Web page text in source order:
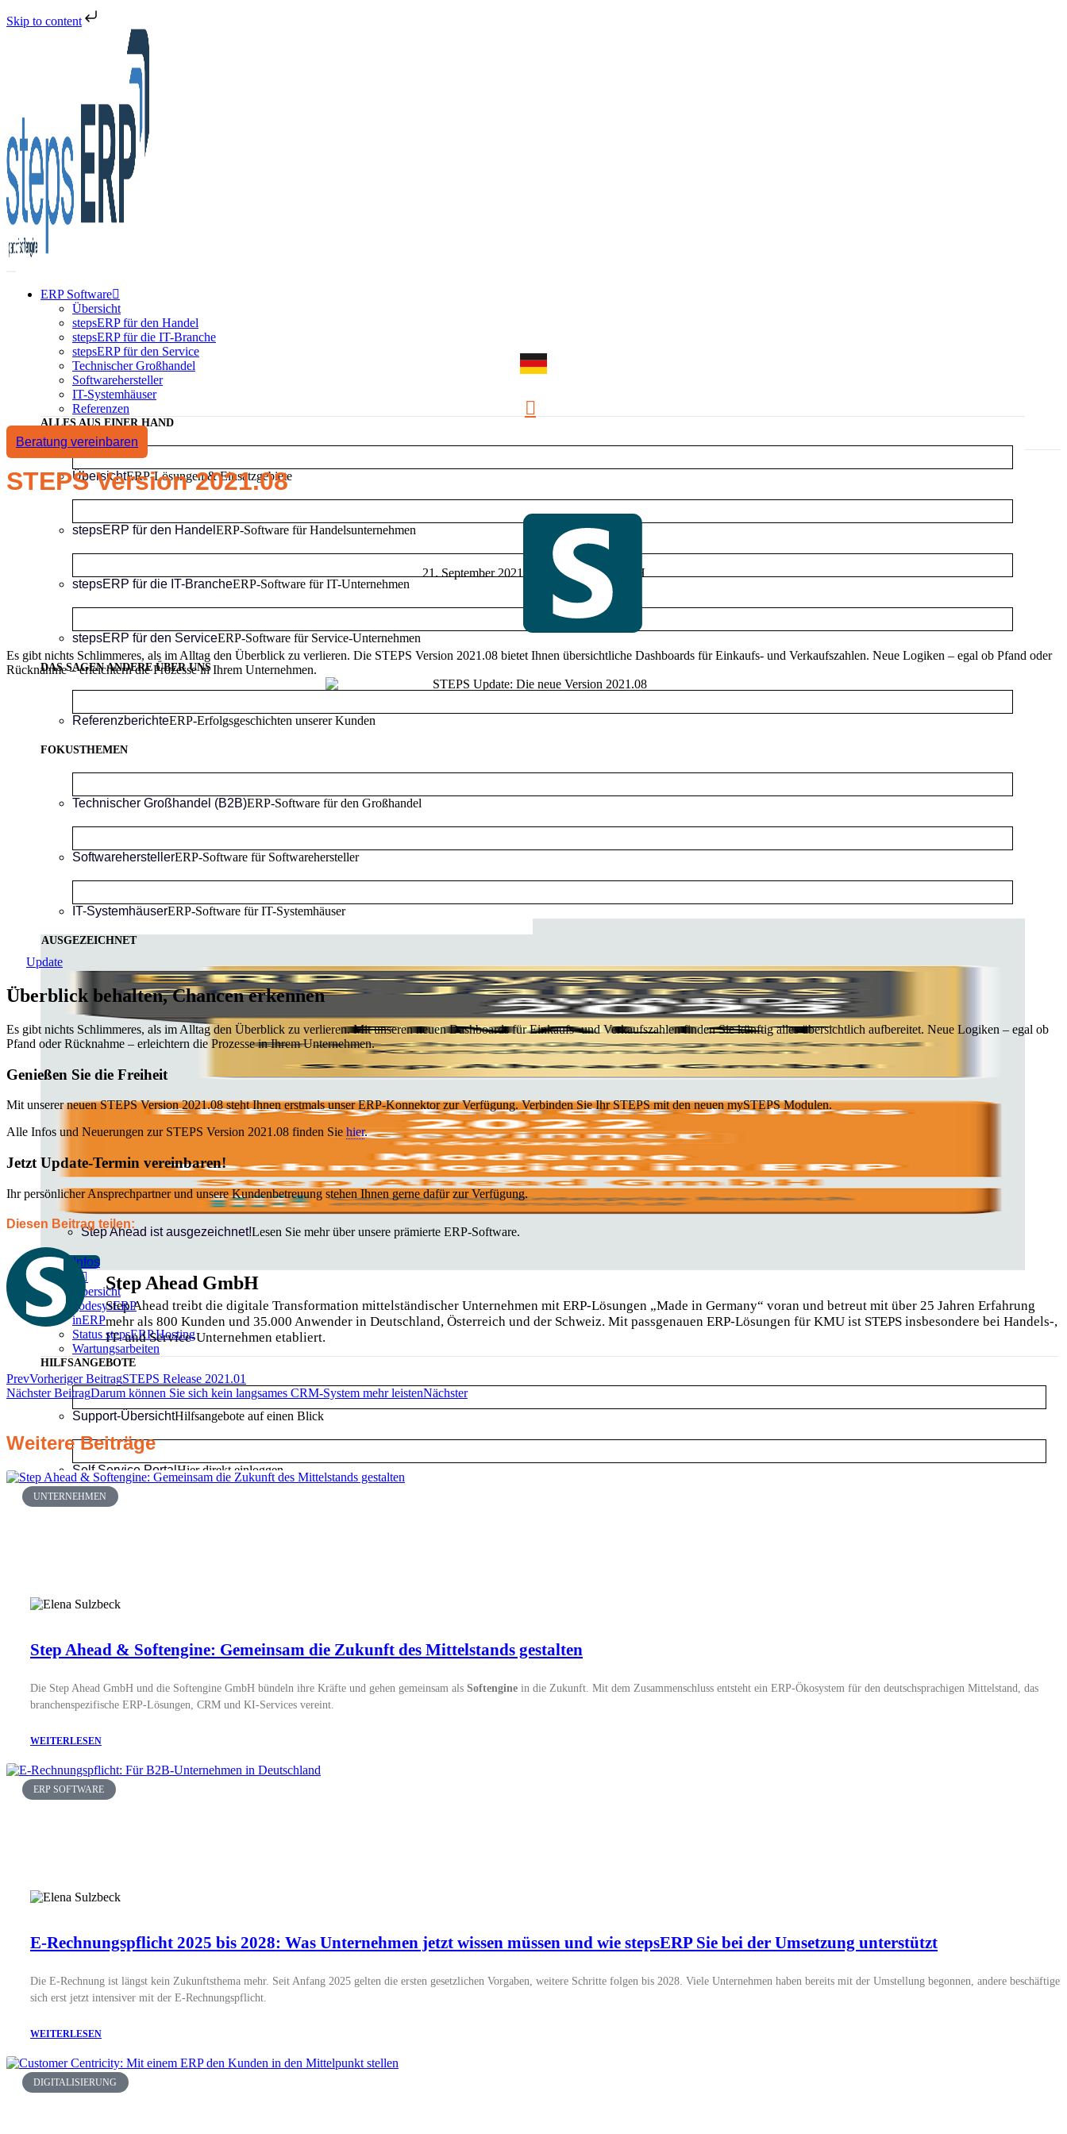
Skip to content
ERP Software
Übersicht
stepsERP für den Handel
stepsERP für die IT-Branche
stepsERP für den Service
Technischer Großhandel
Softwarehersteller
IT-Systemhäuser
Referenzen
ALLES AUS EINER HAND
ÜbersichtERP-Lösungen & Einsatzgebiete
stepsERP für den Handel ERP-Software für Handelsunternehmen
stepsERP für die IT-BrancheERP-Software für IT-Unternehmen
stepsERP für den ServiceERP-Software für Service-Unternehmen
DAS SAGEN ANDERE ÜBER UNS
ReferenzberichteERP-Erfolgsgeschichten unserer Kunden
FOKUSTHEMEN
Technischer Großhandel (B2B)ERP-Software für den Großhandel
SoftwareherstellerERP-Software für Softwarehersteller
IT-SystemhäuserERP-Software für IT-Systemhäuser
AUSGEZEICHNET
Step Ahead ist ausgezeichnet!Lesen Sie mehr über unsere prämierte ERP-Software.
Mehr Infos
Support
Übersicht
godesysERP
inERP
Status stepsERP.Hosting
Wartungsarbeiten
HILFSANGEBOTE
Support-ÜbersichtHilfsangebote auf einen Blick
Self Service PortalHier direkt einloggen
godesysERP
inERPUnser Support für inERP
STEPS.HOSTING
Status stepsERP.Hosting
Wartungsarbeiten
Partner
ERP-SoftwareWissenswertes erfahren
ERP-TRENDS IM BLOG
Beratung vereinbaren
STEPS Version 2021.08
21. September 2021 Step Ahead GmbH
Es gibt nichts Schlimmeres, als im Alltag den Überblick zu verlieren. Die STEPS Version 2021.08 bietet Ihnen übersichtliche Dashboards für Einkaufs- und Verkaufszahlen. Neue Logiken – egal ob Pfand oder
Rücknahme – erleichtern die Prozesse in Ihrem Unternehmen.
Update
Überblick behalten, Chancen erkennen
Es gibt nichts Schlimmeres, als im Alltag den Überblick zu verlieren. Mit unseren neuen Dashboards für Einkaufs- und Verkaufszahlen finden Sie künftig alles übersichtlich aufbereitet. Neue Logiken – egal ob
Pfand oder Rücknahme – erleichtern die Prozesse in Ihrem Unternehmen.
Genießen Sie die Freiheit
Mit unserer neuen STEPS Version 2021.08 steht Ihnen erstmals unser ERP-Konnektor zur Verfügung. Verbinden Sie Ihr STEPS mit den neuen mySTEPS Modulen.
Alle Infos und Neuerungen zur STEPS Version 2021.08 finden Sie hier.
Jetzt Update-Termin vereinbaren!
Ihr persönlicher Ansprechpartner und unsere Kundenbetreuung stehen Ihnen gerne dafür zur Verfügung.
Diesen Beitrag teilen:
Step Ahead GmbH
Step Ahead treibt die digitale Transformation mittelständischer Unternehmen mit ERP-Lösungen „Made in Germany“ voran und betreut mit über 25 Jahren Erfahrung
mehr als 800 Kunden und 35.000 Anwender in Deutschland, Österreich und der Schweiz. Mit passgenauen ERP-Lösungen für KMU ist STEPS insbesondere bei Handels-,
IT- und Service-Unternehmen etabliert.
PrevVorheriger BeitragSTEPS Release 2021.01
Nächster BeitragDarum können Sie sich kein langsames CRM-System mehr leistenNächster
Weitere Beiträge
UNTERNEHMEN
Step Ahead & Softengine: Gemeinsam die Zukunft des Mittelstands gestalten
Die Step Ahead GmbH und die Softengine GmbH bündeln ihre Kräfte und gehen gemeinsam als Softengine in die Zukunft. Mit dem Zusammenschluss entsteht ein ERP-Ökosystem für den deutschsprachigen Mittelstand, das
branchenspezifische ERP-Lösungen, CRM und KI-Services vereint.
WEITERLESEN
ERP SOFTWARE
E-Rechnungspflicht 2025 bis 2028: Was Unternehmen jetzt wissen müssen und wie stepsERP Sie bei der Umsetzung unterstützt
Die E-Rechnung ist längst kein Zukunftsthema mehr. Seit Anfang 2025 gelten die ersten gesetzlichen Vorgaben, weitere Schritte folgen bis 2028. Viele Unternehmen haben bereits mit der Umstellung begonnen, andere beschäftigen
sich erst jetzt intensiver mit der E-Rechnungspflicht.
WEITERLESEN
DIGITALISIERUNG